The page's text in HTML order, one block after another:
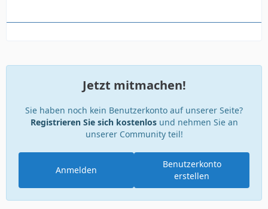
Jetzt mitmachen!
Sie haben noch kein Benutzerkonto auf unserer Seite?
Registrieren Sie sich kostenlosund nehmen Sie an
unserer Community teil!
Benutzerkonto
erstellen
Anmelden